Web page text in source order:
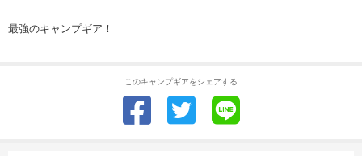
最強のキャンプギア！
このキャンプギアをシェアする